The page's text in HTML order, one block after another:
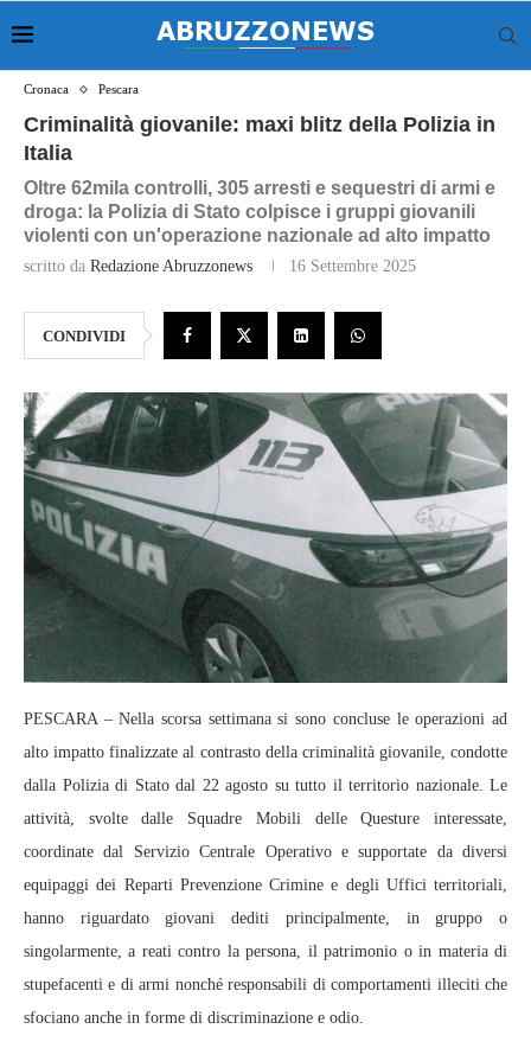
Cronaca Pescara
Criminalità giovanile: maxi blitz della Polizia in
Italia
Oltre 62mila controlli, 305 arresti e sequestri di armi e
droga: la Polizia di Stato colpisce i gruppi giovanili
violenti con un'operazione nazionale ad alto impatto
scritto da Redazione Abruzzonews 16 Settembre 2025
CONDIVIDI
PESCARA – Nella scorsa settimana si sono concluse le operazioni ad
alto impatto finalizzate al contrasto della criminalità giovanile, condotte
dalla Polizia di Stato dal 22 agosto su tutto il territorio nazionale. Le
attività, svolte dalle Squadre Mobili delle Questure interessate,
coordinate dal Servizio Centrale Operativo e supportate da diversi
equipaggi dei Reparti Prevenzione Crimine e degli Uffici territoriali,
hanno riguardato giovani dediti principalmente, in gruppo o
singolarmente, a reati contro la persona, il patrimonio o in materia di
stupefacenti e di armi nonché responsabili di comportamenti illeciti che
sfociano anche in forme di discriminazione e odio.